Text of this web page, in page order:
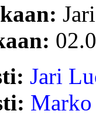
Jari